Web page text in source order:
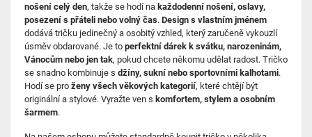
nošení celý den, takže se hodí na každodenní nošení, oslavy,
posezení s přáteli nebo volný čas. Design s vlastním jménem
dodává tričku jedinečný a osobitý vzhled, který zaručeně vykouzlí
úsměv obdarované. Je to perfektní dárek k svátku, narozeninám,
Vánocům nebo jen tak, pokud chcete někomu udělat radost. Tričko
se snadno kombinuje s džíny, sukní nebo sportovními kalhotami.
Hodí se pro ženy všech věkových kategorií, které chtějí být
originální a stylové. Vyražte ven s komfortem, stylem a osobním
šarmem.